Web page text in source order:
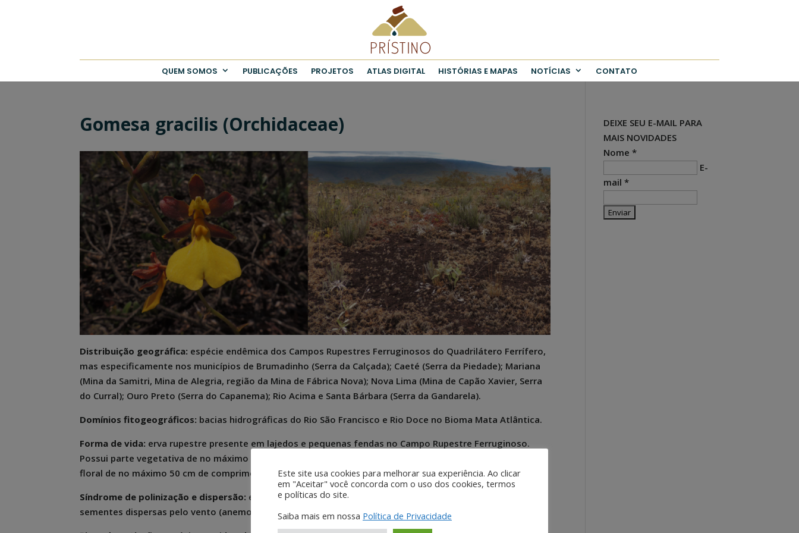
QUEM SOMOS PUBLICAÇÕES PROJETOS ATLAS DIGITAL HISTÓRIAS E MAPAS NOTÍCIAS CONTATO
Gomesa gracilis (Orchidaceae)
Distribuição geográfica: espécie endêmica dos Campos Rupestres Ferruginosos do Quadrilátero Ferrífero,
mas especificamente nos municípios de Brumadinho (Serra da Calçada); Caeté (Serra da Piedade); Mariana
(Mina da Samitri, Mina de Alegria, região da Mina de Fábrica Nova); Nova Lima (Mina de Capão Xavier, Serra
do Curral); Ouro Preto (Serra do Capanema); Rio Acima e Santa Bárbara (Serra da Gandarela).
Domínios fitogeográficos: bacias hidrográficas do Rio São Francisco e Rio Doce no Bioma Mata Atlântica.
Forma de vida: erva rupestre presente em lajedos e pequenas fendas no Campo Rupestre Ferruginoso.
Possui parte vegetativa de no máximo 15 cm de comprimento (pseudobulbo + um par de folhas) e escapo
floral de no máximo 50 cm de comprimento. Inflorescência simples e composta por no máximo 12 flores.
Síndrome de polinização e dispersão: espécie possivelmente polinizada por abelhas (entomofilia) e com
sementes dispersas pelo vento (anemocoria).
DEIXE SEU E-MAIL PARA
MAIS NOVIDADES
Nome *
E-
mail *
Este site usa cookies para melhorar sua experiência. Ao clicar
em "Aceitar" você concorda com o uso dos cookies, termos
e políticas do site.
Saiba mais em nossa Política de Privacidade